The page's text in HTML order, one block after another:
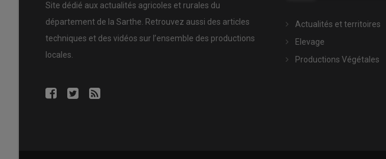
Site dédié aux actualités agricoles et rurales du
département de la Sarthe. Retrouvez aussi des articles
techniques et des vidéos sur l’ensemble des productions
locales.
Actualités et territoires
Elevage
Productions Végétales